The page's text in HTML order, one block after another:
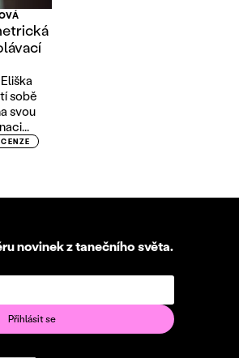
sobě
svou
novinek z tanečního světa.